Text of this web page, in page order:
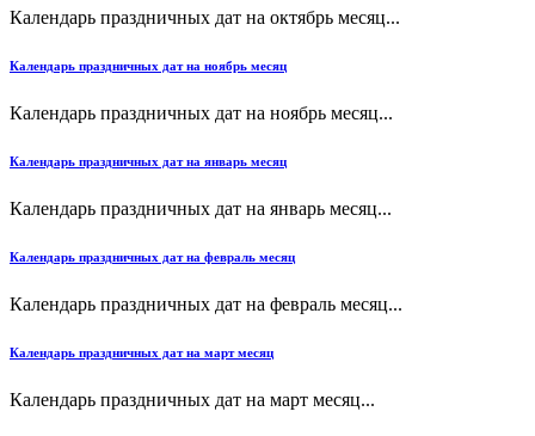
Календарь праздничных дат на октябрь месяц...
Календарь праздничных дат на ноябрь месяц
Календарь праздничных дат на ноябрь месяц...
Календарь праздничных дат на январь месяц
Календарь праздничных дат на январь месяц...
Календарь праздничных дат на февраль месяц
Календарь праздничных дат на февраль месяц...
Календарь праздничных дат на март месяц
Календарь праздничных дат на март месяц...